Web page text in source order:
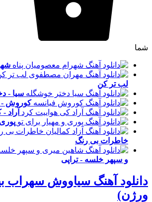
شما
لب تر کن
سیا -
کوروش -
آراد
خاطرات بی رنگ
و سپهر خلسه - تراپی
دانلود آهنگ سیاووش سهراب
ورژن)